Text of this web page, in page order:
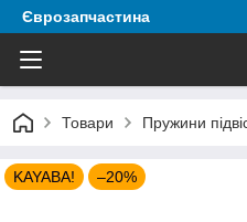
Єврозапчастина
Товари Пружини
KAYABA! –20%